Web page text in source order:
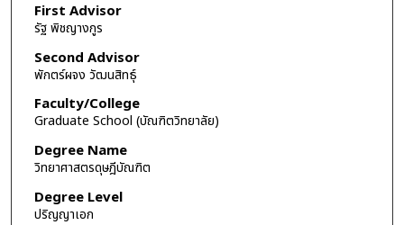
First Advisor
รัฐ พิชญางกูร
Second Advisor
พักตร์ผจง วัฒนสิทธุ์
Faculty/College
Graduate School (บัณฑิตวิทยาลัย)
Degree Name
วิทยาศาสตรดุษฎีบัณฑิต
Degree Level
ปริญญาเอก